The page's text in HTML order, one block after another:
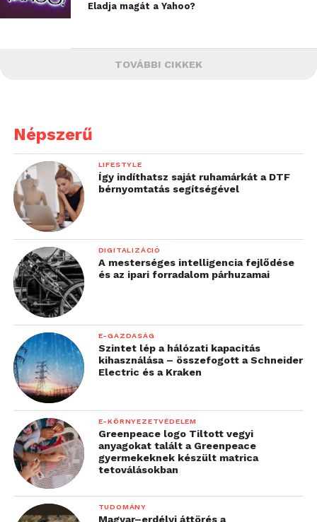
Eladja magát a Yahoo?
TOVÁBBI CIKKEK
Népszerű
LIFESTYLE
Így indíthatsz saját ruhamárkát a DTF
bérnyomtatás segítségével
DIGITALIZÁCIÓ
A mesterséges intelligencia fejlődése
és az ipari forradalom párhuzamai
E-GAZDASÁG
Szintet lép a hálózati kapacitás
kihasználása – összefogott a Schneider
Electric és a Kraken
E-KÖRNYEZETVÉDELEM
Greenpeace logo Tiltott vegyi
anyagokat talált a Greenpeace
gyermekeknek készült matrica
tetoválásokban
TUDOMÁNY
Magyar–erdélyi áttörés a